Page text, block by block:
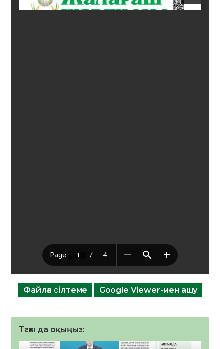
Файлға сілтеме Google Viewer-мен ашу
Тағы да оқыңыз: